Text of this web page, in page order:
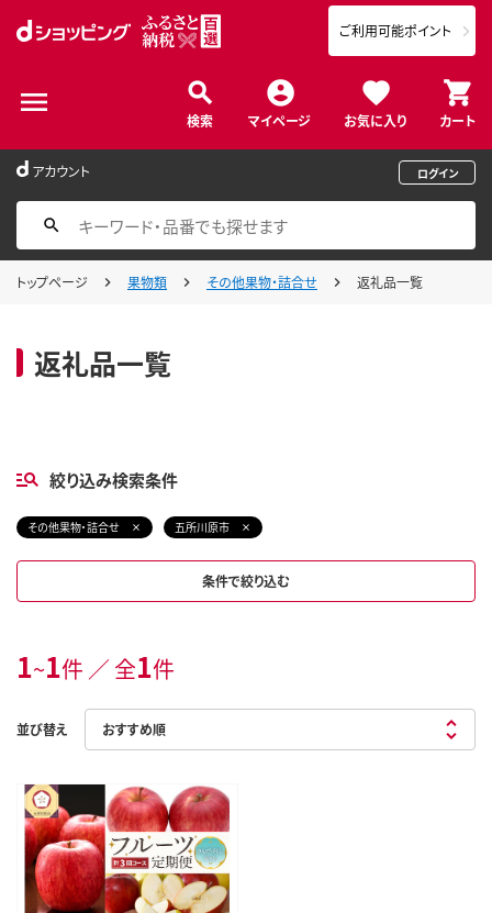
検索 マイページ お気に入り カート
ご利用可能ポイント
アカウント ログイン
トップページ 果物類 その他果物・詰合せ 返礼品一覧
返礼品一覧
絞り込み検索条件
その他果物・詰合せ 五所川原市
条件で絞り込む
1~1件 ／ 全1件
並び替え